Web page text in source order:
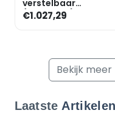
verstelbaar
(elektrisch) »Move 4«
200 cm T-poot
€1.027,29
Bekijk
Laatste Artikelen